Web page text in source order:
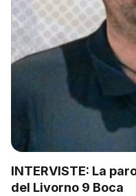
INTERVISTE: La
del Livorno 9 Boca